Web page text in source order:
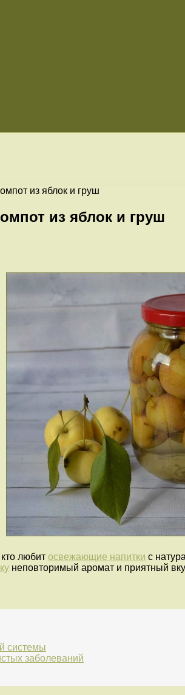
из яблок и груш
из яблок и груш
любит освежающие напитки с
неповторимый аромат и приятный
системы
заболеваний